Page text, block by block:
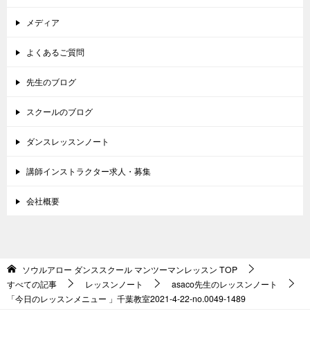
メディア
よくあるご質問
先生のブログ
スクールのブログ
ダンスレッスンノート
講師インストラクター求人・募集
会社概要
ソウルアロー ダンススクール マンツーマンレッスン TOP
すべての記事
レッスンノート
asaco先生のレッスンノート
「今日のレッスンメニュー 」千葉教室2021-4-22-no.0049-1489